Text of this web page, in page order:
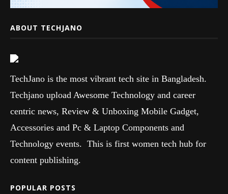
ABOUT TECHJANO
TechJano is the most vibrant tech site in Bangladesh.
Techjano upload Awesome Technology and career
centric news, Review & Unboxing Mobile Gadget,
Accessories and Pc & Laptop Components and
Technology events. This is first women tech hub for
content publishing.
POPULAR POSTS